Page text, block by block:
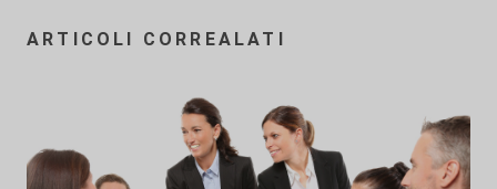
ARTICOLI CORREALATI